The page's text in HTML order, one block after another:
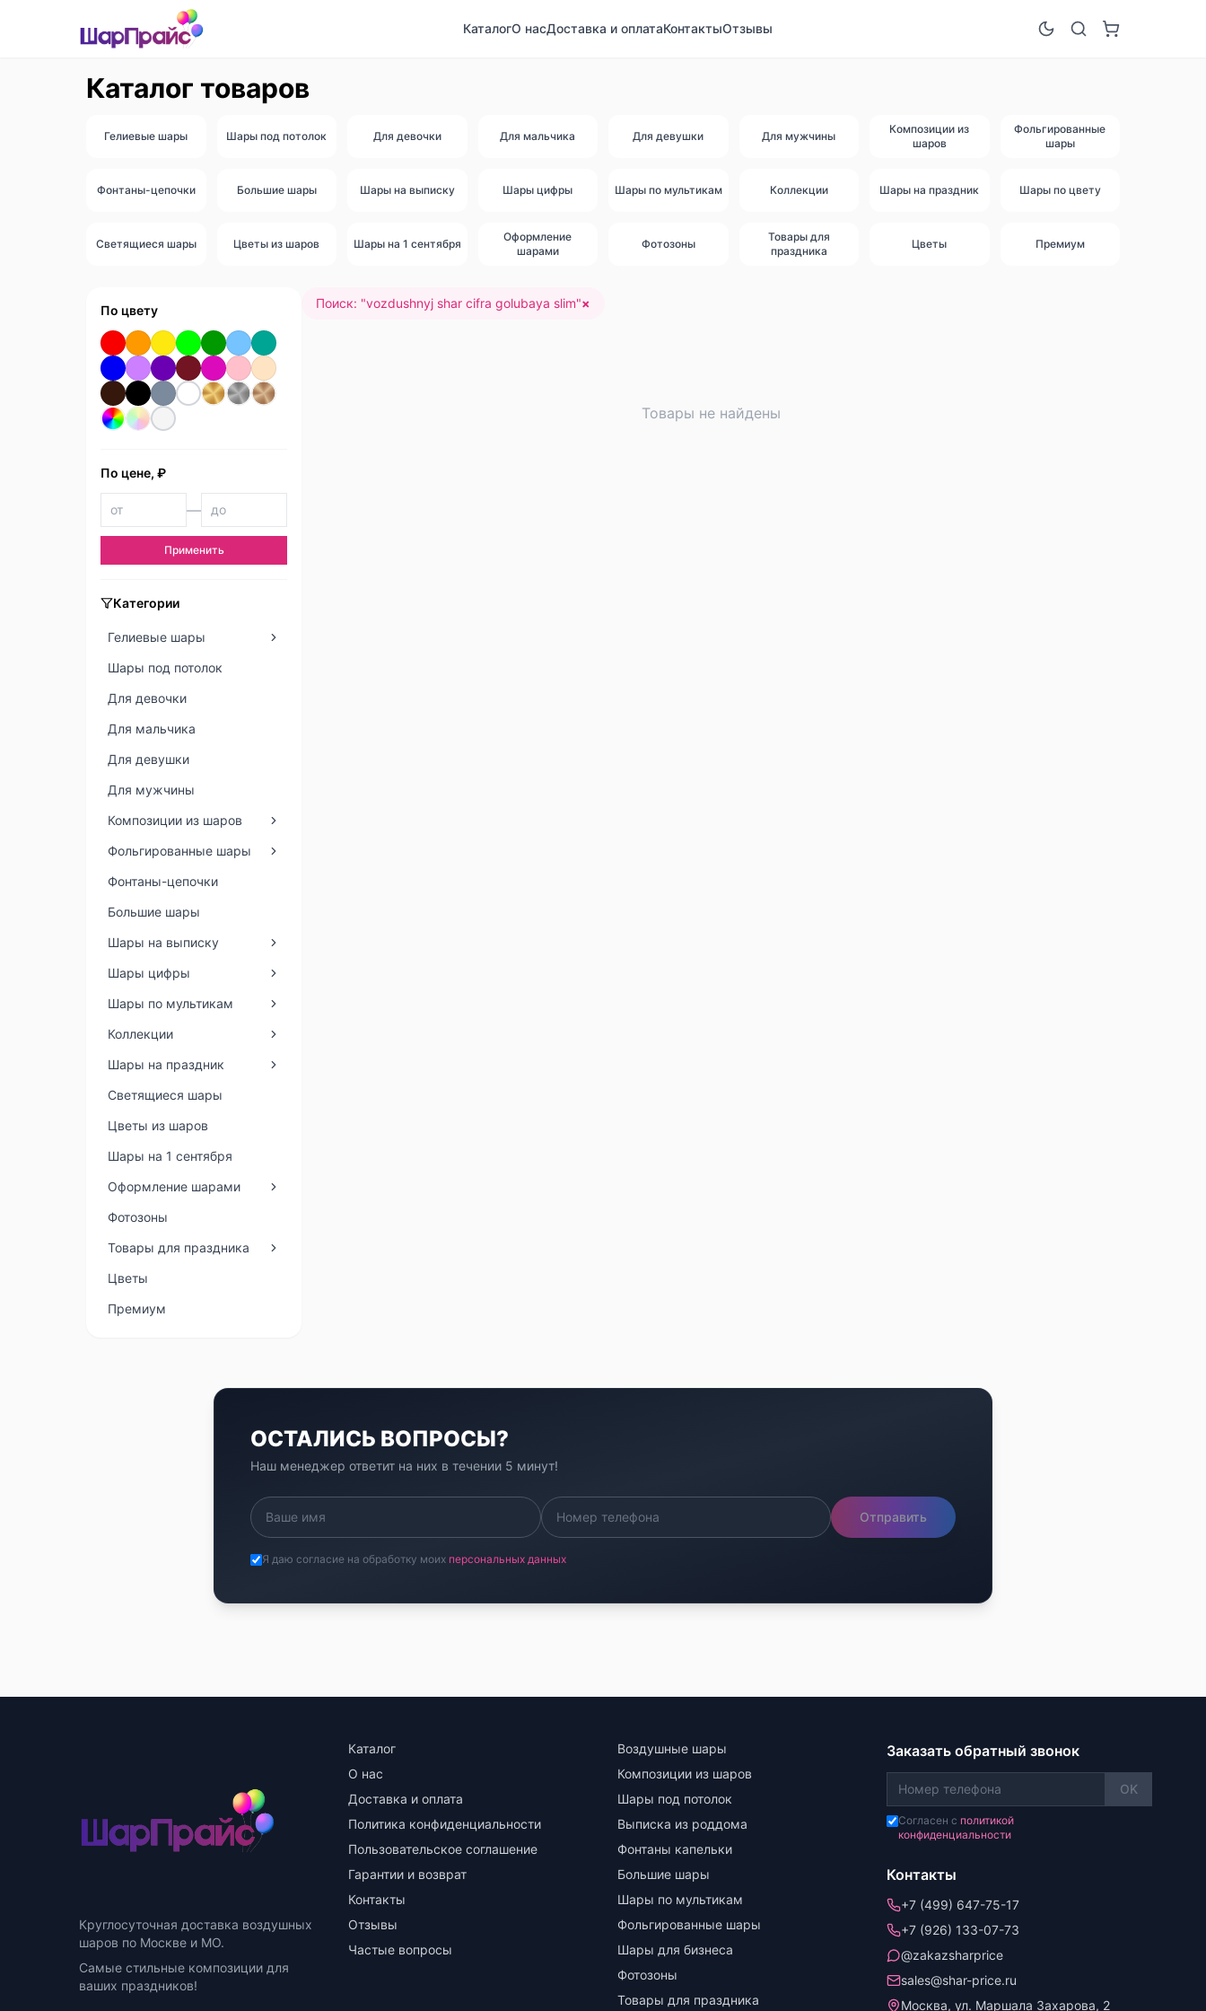
КаталогО насДоставка и оплатаКонтактыОтзывы
Каталог товаров
Гелиевые шары Шары под потолок Для девочки Для мальчика Для девушки Для мужчины
Композиции из
шаров
Фольгированные
шары
Фонтаны-цепочки Большие шары Шары на выписку Шары цифры Шары по мультикам Коллекции Шары на праздник Шары по цвету
Светящиеся шары Цветы из шаров Шары на 1 сентября
Оформление
шарами
Фотозоны
Товары для
праздника
Цветы Премиум
По цвету
По цене, ₽
—
Применить
Категории
Гелиевые шары
Шары под потолок
Для девочки
Для мальчика
Для девушки
Для мужчины
Композиции из шаров
Фольгированные шары
Фонтаны-цепочки
Большие шары
Шары на выписку
Шары цифры
Шары по мультикам
Коллекции
Шары на праздник
Светящиеся шары
Цветы из шаров
Шары на 1 сентября
Оформление шарами
Фотозоны
Товары для праздника
Цветы
Премиум
Поиск: "vozdushnyj shar cifra golubaya slim"×
Товары не найдены
ОСТАЛИСЬ ВОПРОСЫ?
Наш менеджер ответит на них в течении 5 минут!
Отправить
Я даю согласие на обработку моих персональных данных
Круглосуточная доставка воздушных
шаров по Москве и МО.
Самые стильные композиции для
ваших праздников!
Каталог
О нас
Доставка и оплата
Политика конфиденциальности
Пользовательское соглашение
Гарантии и возврат
Контакты
Отзывы
Частые вопросы
Воздушные шары
Композиции из шаров
Шары под потолок
Выписка из роддома
Фонтаны капельки
Большие шары
Шары по мультикам
Фольгированные шары
Шары для бизнеса
Фотозоны
Товары для праздника
Заказать обратный звонок
OK
Согласен с политикой
конфиденциальности
Контакты
+7 (499) 647-75-17
+7 (926) 133-07-73
@zakazsharprice
sales@shar-price.ru
Москва, ул. Маршала Захарова, 2